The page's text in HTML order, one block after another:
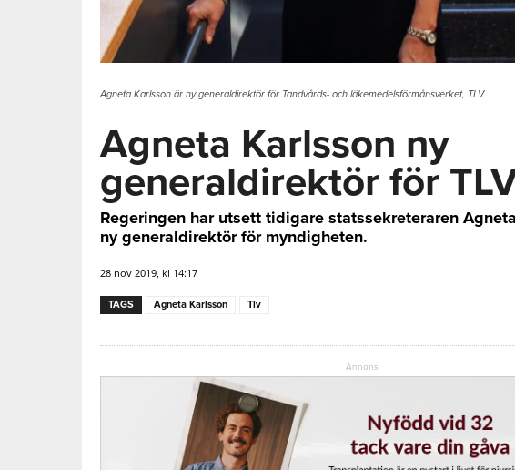
Agneta Karlsson är ny generaldirektör för Tandvårds- och läkemedelsförmånsverket, TLV.
Agneta Karlsson ny
generaldirektör för
Regeringen har utsett tidigare statssekreteraren
ny generaldirektör för myndigheten.
28 nov 2019, kl 14:17
TAGS Agneta Karlsson Tlv
Annons